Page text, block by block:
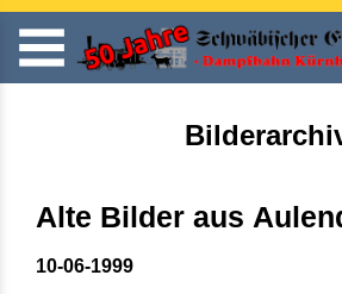
Alte Bilder aus
10-06-1999